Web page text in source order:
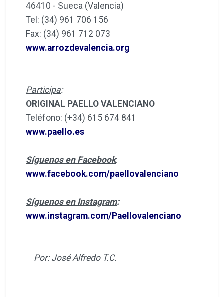
46410 - Sueca (Valencia)
Tel: (34) 961 706 156
Fax: (34) 961 712 073
www.arrozdevalencia.org
Participa:
ORIGINAL PAELLO VALENCIANO
Teléfono: (+34) 615 674 841
www.paello.es
Síguenos en Facebook:
www.facebook.com/paellovalenciano
Síguenos en Instagram:
www.instagram.com/Paellovalenciano
Por: José Alfredo T.C.